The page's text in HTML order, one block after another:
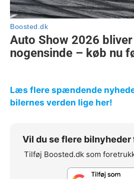
Læs flere spændende
bilernes verden lige her!
Vil du se flere bilnyheder
Tilføj Boosted.dk som